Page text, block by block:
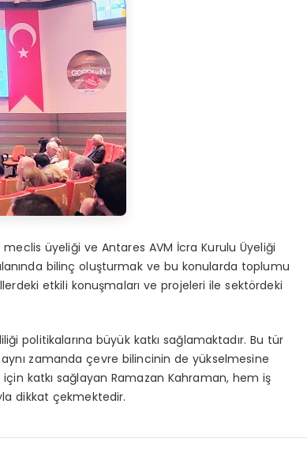
üyeliği ve Antares AVM İcra Kurulu Üyeliği
bilinç oluşturmak ve bu konularda toplumu
etkili konuşmaları ve projeleri ile sektördeki
politikalarına büyük katkı sağlamaktadır. Bu tür
zamanda çevre bilincinin de yükselmesine
katkı sağlayan Ramazan Kahraman, hem iş
dikkat çekmektedir.